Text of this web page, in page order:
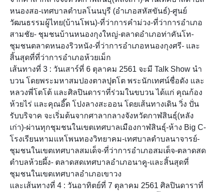
หนองสอ-เทศบาลตำบลโนนบุรี (อำเภอสหัสขันธ์)-ศูนย์
วัฒนธรรมผู้ไทย(บ้านโพน)-ที่ว่าการคำม่วง-ที่ว่าการอำเภอ
สามชัย- ชุมชนบ้านหนองกุงใหญ่-ตลาดอำเภอท่าคันโท-
ชุมชนตลาดหนองริวหนัง-ที่ว่าการอำเภอหนองกุงศรี- และ
สิ้นสุดที่ที่ว่าการอำเภอห้วยเม็ก
เส้นทางที่ 3 : วันเสาร์ที่ 6 ตุลาคม 2561 จะมี Talk Show นำ
บวน โดยพระมหาสมปองตาลปุตโต พระนักเทศน์ชื่อดัง และ
หลวงพี่โตโต้ และศิลปินดาราที่ร่วมในขบวน ได้แก่ คุณก้อง
ห้วยไร่ และคุณอี๊ด โปงลางสะออน โดยเส้นทางเดิน วิ่ง ปั่น
รับบริจาค จะเริ่มต้นจากศาลากลางจังหวัดกาฬสินธุ์(หลัง
เก่า)-ผ่านทุกชุมชนในเขตเทศบาลเมืองกาฬสินธุ์-ห้าง Big C-
โรงเรียนหามแหโพนทองวิทยาคม-เทศบาลตำบลนาจารย์-
ชุมชนในเขตเทศบาลสมเด็จ-ที่ว่าการอำเภอสมเด็จ-ตลาดสด
ตำบลห้วยผึ้ง- ตลาดสดเทศบาลอำเภอนาคู-และสิ้นสุดที่
ชุมชนในเขตเทศบาลอำเภอเขาวง
และเส้นทางที่ 4 : วันอาทิตย์ที่ 7 ตุลาคม 2561 ศิลปินดาราที่